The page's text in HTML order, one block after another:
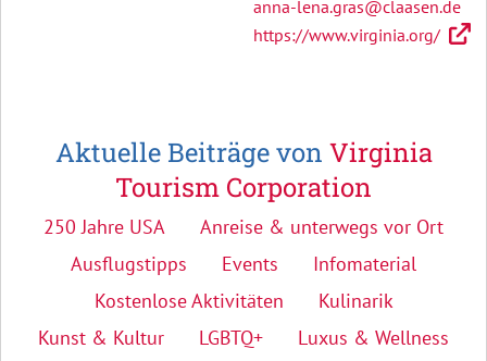
anna-lena.gras@claasen.de
https://www.virginia.org/
Aktuelle Beiträge von Virginia
Tourism Corporation
250 Jahre USA
Anreise & unterwegs vor Ort
Ausflugstipps
Events
Infomaterial
Kostenlose Aktivitäten
Kulinarik
Kunst & Kultur
LGBTQ+
Luxus & Wellness